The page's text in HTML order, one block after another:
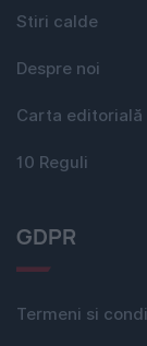
Stiri calde
Despre noi
Carta editorială
10 Reguli
GDPR
Termeni si